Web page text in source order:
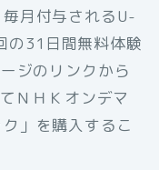
月付与されるU-
の31日間無料体験
ジのリンクから
ＮＨＫオンデマ
」を購入するこ